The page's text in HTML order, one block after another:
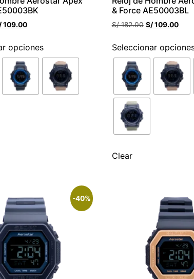
109.00
opciones
& Force AE50003BL
S/182.00 S/109.00
Seleccionar
Clear
-40%